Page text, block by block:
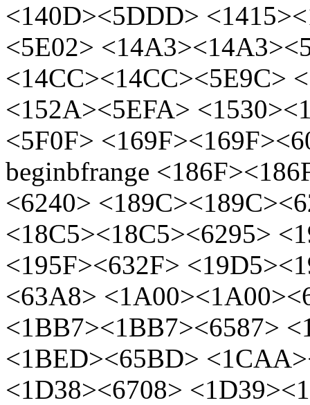
<140D><5DDD>
<5E02>
<14CC><14CC><5E9C>
<152A><5EFA>
<5F0F>
beginbfrange
<6240>
<18C5><18C5><6295>
<195F><632F>
<63A8>
<1BB7><1BB7><6587>
<1BED><65BD>
<1D38><6708>